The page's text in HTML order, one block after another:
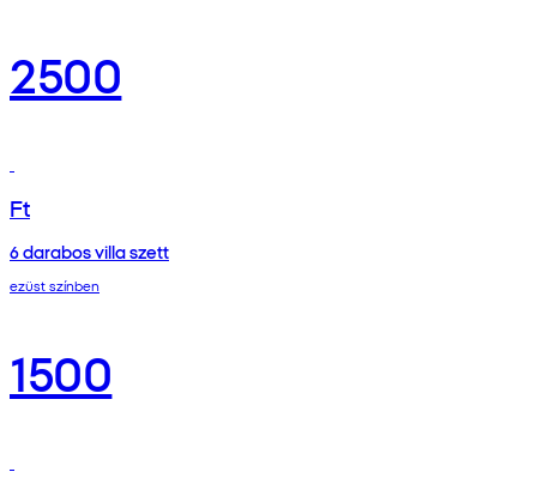
2500
Ft
6 darabos villa szett
ezüst színben
1500